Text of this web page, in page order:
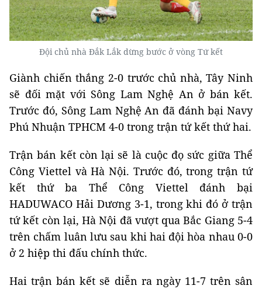
Đội chủ nhà Đắk Lắk dừng bước ở vòng Tứ kết
Giành chiến thắng 2-0 trước chủ nhà, Tây Ninh
sẽ đối mặt với Sông Lam Nghệ An ở bán kết.
Trước đó, Sông Lam Nghệ An đã đánh bại Navy
Phú Nhuận TPHCM 4-0 trong trận tứ kết thứ hai.
Trận bán kết còn lại sẽ là cuộc đọ sức giữa Thể
Công Viettel và Hà Nội. Trước đó, trong trận tứ
kết thứ ba Thể Công Viettel đánh bại
HADUWACO Hải Dương 3-1, trong khi đó ở trận
tứ kết còn lại, Hà Nội đã vượt qua Bắc Giang 5-4
trên chấm luân lưu sau khi hai đội hòa nhau 0-0
ở 2 hiệp thi đấu chính thức.
Hai trận bán kết sẽ diễn ra ngày 11-7 trên sân